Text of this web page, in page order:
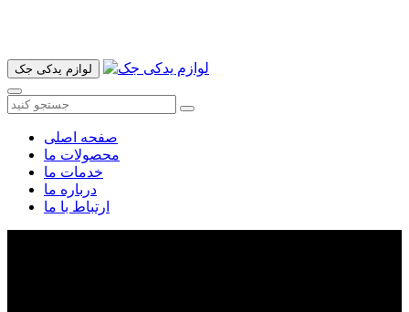
لوازم یدکی جک
صفحه اصلی
محصولات ما
خدمات ما
درباره ما
ارتباط با ما